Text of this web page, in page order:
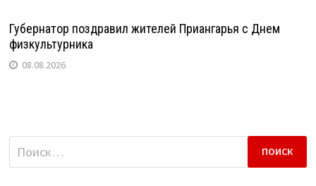
Губернатор поздравил жителей Приангарья с Днем
физкультурника
08.08.2026
Найти: